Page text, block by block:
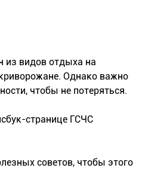
из видов отдыха на
Однако важно
чтобы не потеряться.
странице ГСЧС
советов, чтобы этого